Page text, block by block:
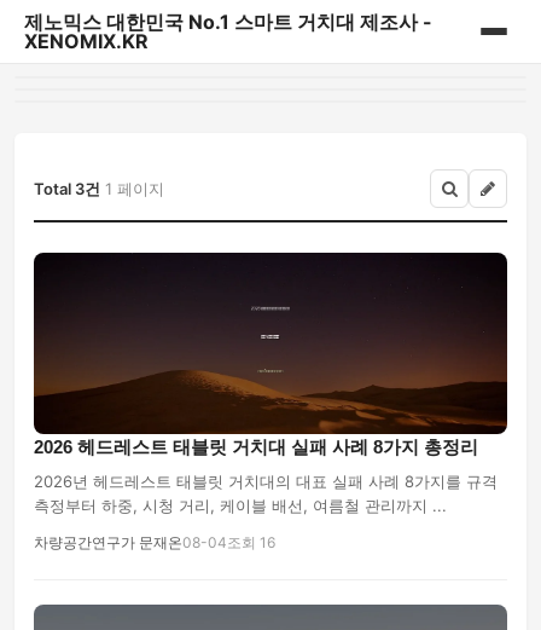
제노믹스 대한민국 No.1 스마트 거치대 제조사 -
XENOMIX.KR
태블릿&내비게이션 거치대
다용도 일상용 거치대
파워핸들/핑거링/충전기
Total 3건 1 페이지
2026 헤드레스트 태블릿 거치대 실패 사례 8가지 총정리
2026년 헤드레스트 태블릿 거치대의 대표 실패 사례 8가지를 규격
측정부터 하중, 시청 거리, 케이블 배선, 여름철 관리까지 ...
차량공간연구가 문재온08-04조회 16